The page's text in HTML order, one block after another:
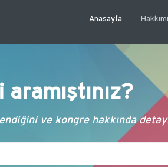
Anasayfa
ve kongre hakkında